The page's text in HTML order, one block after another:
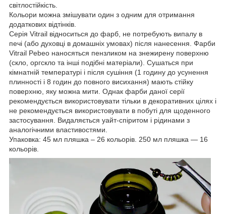
світлостійкість.
Кольори можна змішувати один з одним для отримання
додаткових відтінків.
Серія Vitrail відноситься до фарб, не потребують випалу в
печі (або духовці в домашніх умовах) після нанесення. Фарби
Vitrail Pebeo наносяться пензликом на знежирену поверхню
(скло, оргскло та інші подібні матеріали). Сушаться при
кімнатній температурі і після сушіння (1 годину до усунення
плинності і 8 годин до повного висихання) мають стійку
поверхню, яку можна мити. Однак фарби даної серії
рекомендується використовувати тільки в декоративних цілях і
не рекомендується використовувати в побуті для щоденного
застосування. Видаляється уайт-спіритом і рідинами з
аналогічними властивостями.
Упаковка: 45 мл пляшка – 26 кольорів. 250 мл пляшка ― 16
кольорів.